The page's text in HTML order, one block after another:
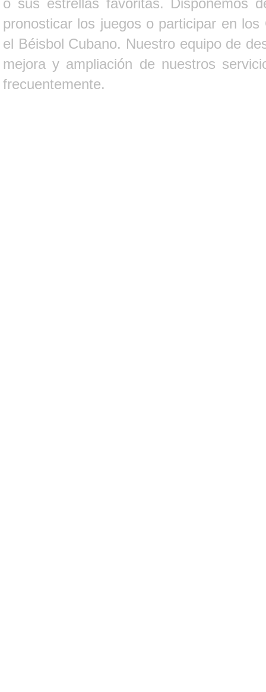
pronosticar los juegos o participar en
el Béisbol Cubano. Nuestro equipo de
mejora y ampliación de nuestros
frecuentemente.